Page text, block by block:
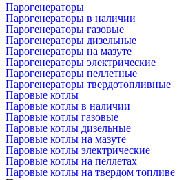
Парогенераторы
Парогенераторы в наличии
Парогенераторы газовые
Парогенераторы дизельные
Парогенераторы на мазуте
Парогенераторы электрические
Парогенераторы пеллетные
Парогенераторы твердотопливные
Паровые котлы
Паровые котлы в наличии
Паровые котлы газовые
Паровые котлы дизельные
Паровые котлы на мазуте
Паровые котлы электрические
Паровые котлы на пеллетах
Паровые котлы на твердом топливе